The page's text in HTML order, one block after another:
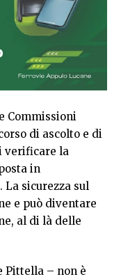
Commissioni
di ascolto e di
verificare la
in
sicurezza sul
e può diventare
al di là delle
Pittella – non è